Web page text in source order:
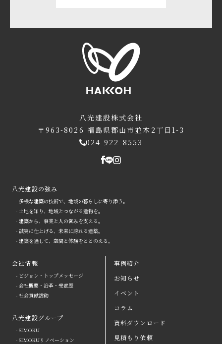
八光建設の強み
arrow
会社情報
八光建設グループ
arrow
arrow
よくある質問
お問い合わせ
資料ダウンロード
八光建設株式会社
〒963-8026 福島県郡山市並木2丁目1-3
024-922-8553
八光建設の強み
- 多様な建築の技術で、地域の暮らしに寄り添う。
- 土地を知り、地域とつながる建物を。
- 建築から、事業と人の営みを支える。
- 誠実に仕上げる、未来に誇れる建築。
- 建築を通して、空間と体験をととのえる。
会社情報
- ビジョン・トップメッセージ
- 会社概要・沿革・受賞歴
- 社会貢献活動
八光建設グループ
- SIMOKU
- SIMOKUリノベーション
事例紹介
お知らせ
イベント
コラム
資料ダウンロード
見積もり依頼